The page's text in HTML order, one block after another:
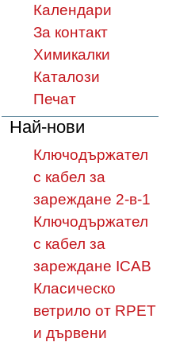
Календари
За контакт
Химикалки
Каталози
Печат
Най-нови
Ключодържател
с кабел за
зареждане 2-в-1
Ключодържател
с кабел за
зареждане ICAB
Класическо
ветрило от RPET
и дървени